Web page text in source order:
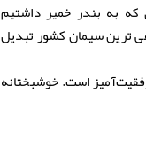
به بندر خمیر داشتیم
ترین سیمان کشور تبدیل
است. خوشبختانه